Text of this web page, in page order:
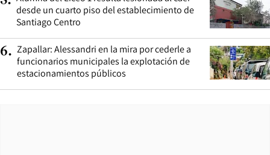
desde un cuarto piso del establecimiento de
Santiago Centro
6. Zapallar: Alessandri en la mira por cederle a
funcionarios municipales la explotación de
estacionamientos públicos